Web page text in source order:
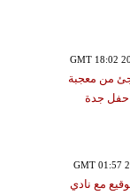
من معجبة
حفل جدة
مع نادي